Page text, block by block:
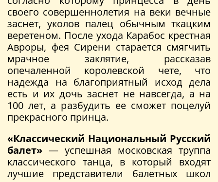
своего совершеннолетия на веки вечные
заснет, уколов палец обычным ткацким
веретеном. После ухода Карабос крестная
Авроры, фея Сирени старается смягчить
мрачное заклятие, рассказав
опечаленной королевской чете, что
надежда на благоприятный исход дела
есть и их дочь заснет не навсегда, а на
100 лет, а разбудить ее сможет поцелуй
прекрасного принца.
«Классический Национальный Русский
балет» — успешная московская труппа
классического танца, в который входят
лучшие представители балетных школ